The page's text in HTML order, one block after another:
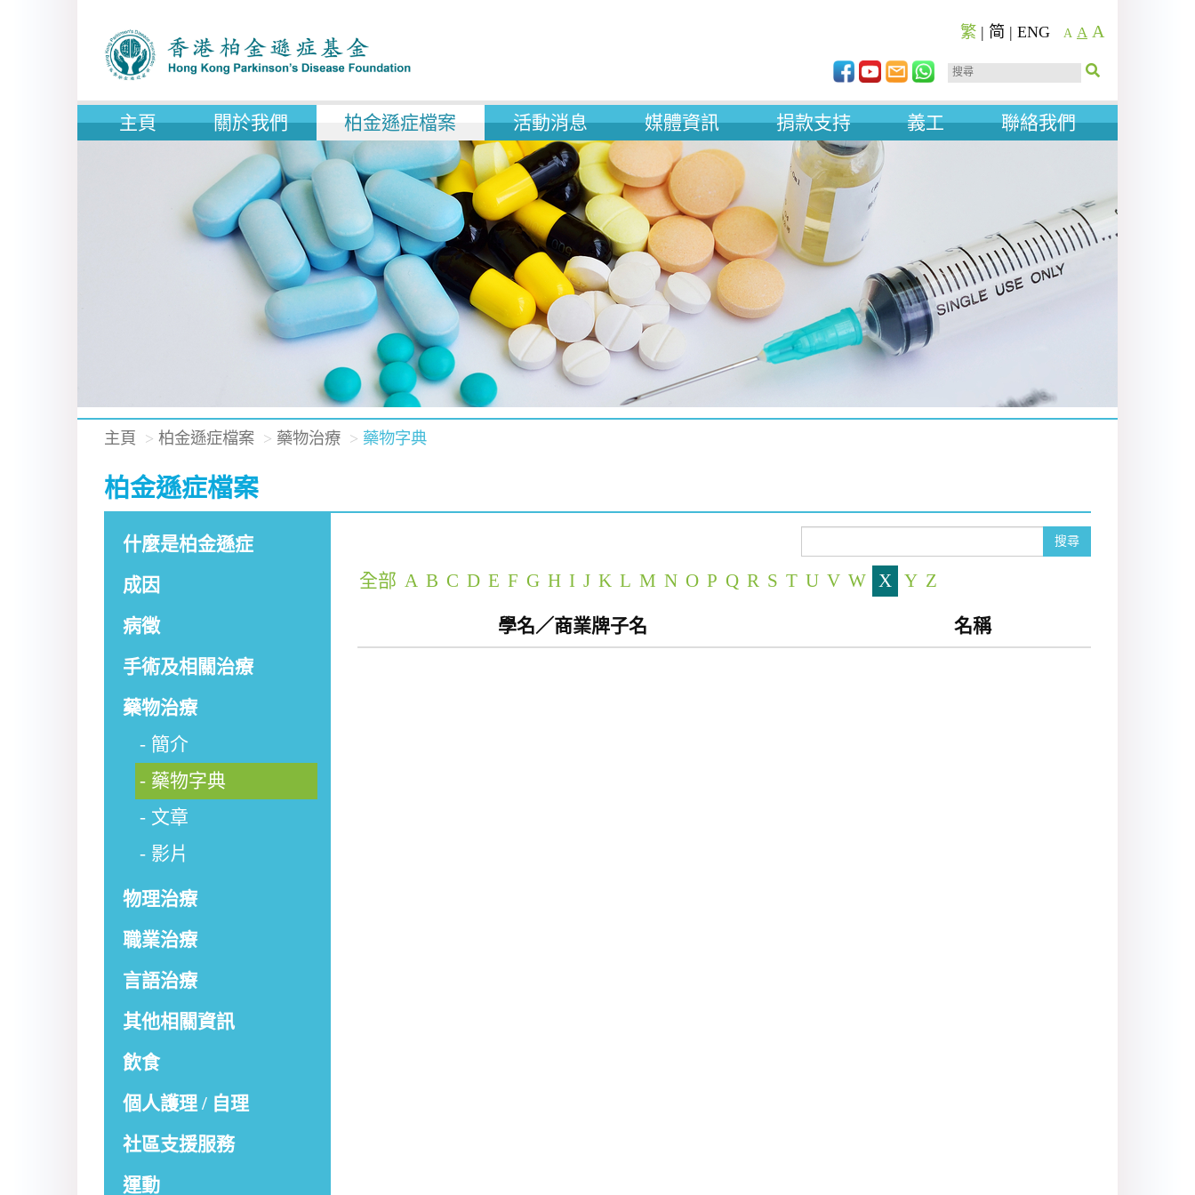
繁 | 简 | ENG A A A
主頁 關於我們 柏金遜症檔案 活動消息 媒體資訊 捐款支持 義工 聯絡我們
主頁 柏金遜症檔案 藥物治療 藥物字典
柏金遜症檔案
什麼是柏金遜症
成因
病徵
手術及相關治療
藥物治療
簡介
藥物字典
文章
影片
物理治療
職業治療
言語治療
其他相關資訊
飲食
個人護理 / 自理
社區支援服務
運動
搜尋
全部 A B C D E F G H I J K L M N O P Q R S T U V W X Y Z
學名／商業牌子名 名稱